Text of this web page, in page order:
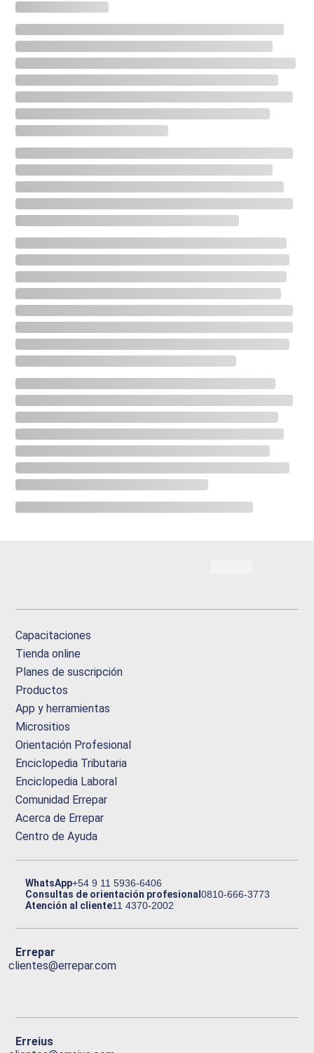
Capacitaciones
Tienda online
Planes de suscripción
Productos
App y herramientas
Micrositios
Orientación Profesional
Enciclopedia Tributaria
Enciclopedia Laboral
Comunidad Errepar
Acerca de Errepar
Centro de Ayuda
WhatsApp+54 9 11 5936-6406
Consultas de orientación profesional0810-666-3773
Atención al cliente11 4370-2002
Errepar
clientes@errepar.com
Erreius